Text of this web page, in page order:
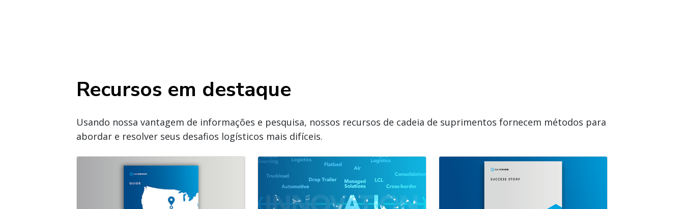
Recursos em destaque
Usando nossa vantagem de informações e pesquisa, nossos recursos de cadeia de suprimentos fornecem métodos para
abordar e resolver seus desafios logísticos mais difíceis.